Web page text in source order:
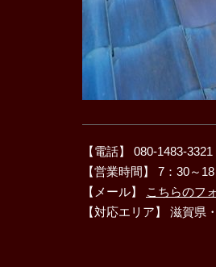
【電話】 080-1483-3321
【営業時間】 7：30～
【メール】
こちらのフ
【対応エリア】 滋賀